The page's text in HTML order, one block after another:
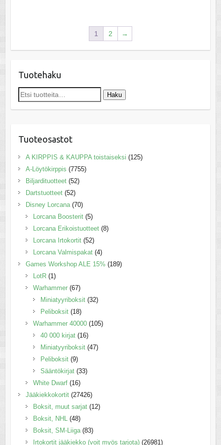
1 2 →
Tuotehaku
Etsi: Haku
Tuoteosastot
A KIRPPIS & KAUPPA toistaiseksi (125)
A-Löytökirppis (7755)
Biljardituotteet (52)
Dartstuotteet (52)
Disney Lorcana (70)
Lorcana Boosterit (5)
Lorcana Erikoistuotteet (8)
Lorcana Irtokortit (52)
Lorcana Valmispakat (4)
Games Workshop ALE 15% (189)
LotR (1)
Warhammer (67)
Miniatyyriboksit (32)
Peliboksit (18)
Warhammer 40000 (105)
40 000 kirjat (16)
Miniatyyriboksit (47)
Peliboksit (9)
Sääntökirjat (33)
White Dwarf (16)
Jääkiekkokortit (27426)
Boksit, muut sarjat (12)
Boksit, NHL (48)
Boksit, SM-Liiga (83)
Irtokortit jääkiekko (voit myös tarjota) (26981)